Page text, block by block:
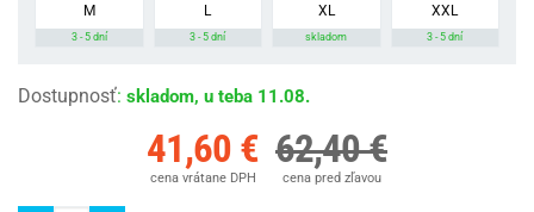
M
3 - 5 dní
L
3 - 5 dní
XL
skladom
XXL
3 - 5 dní
Dostupnosť: skladom, u teba 11.08.
41,60 €
cena vrátane DPH
62,40 €
cena pred zľavou